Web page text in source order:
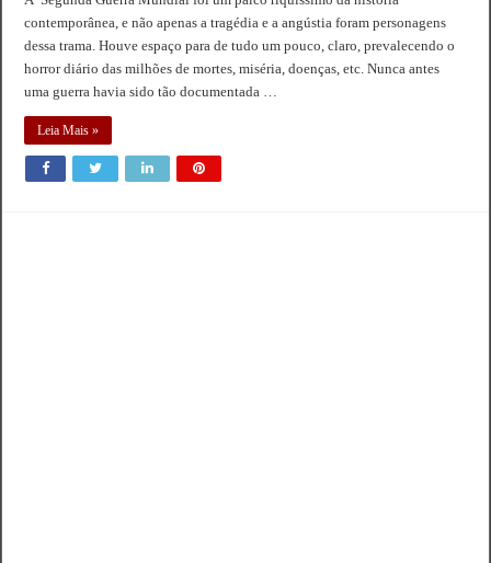
contemporânea, e não apenas a tragédia e a angústia foram personagens
dessa trama. Houve espaço para de tudo um pouco, claro, prevalecendo o
horror diário das milhões de mortes, miséria, doenças, etc. Nunca antes
uma guerra havia sido tão documentada …
Leia Mais »